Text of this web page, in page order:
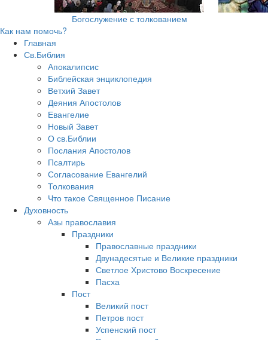
Богослужение с толкованием
Как нам помочь?
Главная
Св.Библия
Апокалипсис
Библейская энциклопедия
Ветхий Завет
Деяния Апостолов
Евангелие
Новый Завет
О св.Библии
Послания Апостолов
Псалтирь
Согласование Евангелий
Толкования
Что такое Священное Писание
Духовность
Азы православия
Праздники
Православные праздники
Двунадесятые и Великие праздники
Светлое Христово Воскресение
Пасха
Пост
Великий пост
Петров пост
Успенский пост